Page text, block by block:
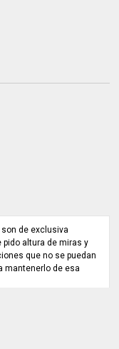
de exclusiva
pido altura de miras y
que no se puedan
mantenerlo de esa